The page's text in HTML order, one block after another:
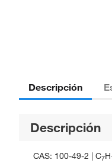
Descripción
Descripción
CAS: 100-49-2 | C7H